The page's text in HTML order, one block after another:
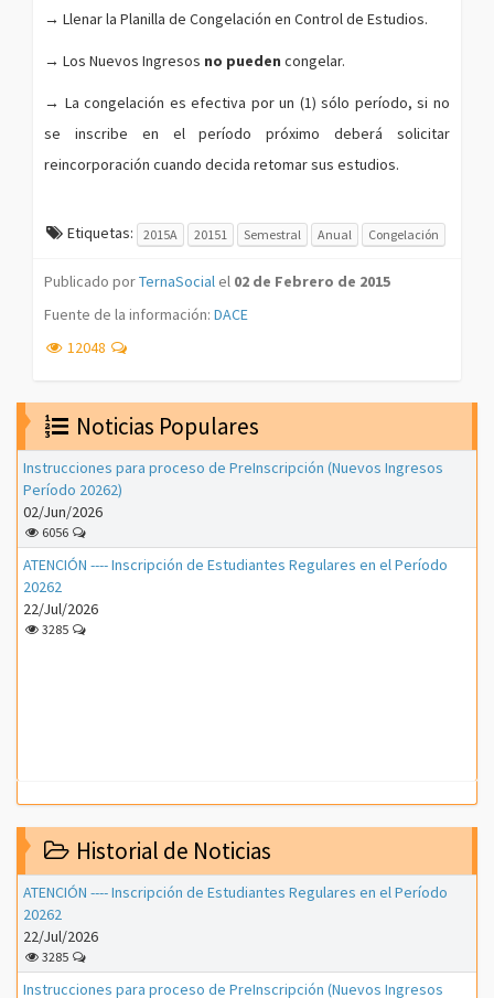
→ Llenar la Planilla de Congelación en Control de Estudios.
→ Los Nuevos Ingresos no pueden congelar.
→ La congelación es efectiva por un (1) sólo período, si no
se inscribe en el período próximo deberá solicitar
reincorporación cuando decida retomar sus estudios.
Etiquetas: 2015A 20151 Semestral Anual Congelación
Publicado porTernaSocial el 02 de Febrero de 2015
Fuente de la información: DACE
12048
Noticias Populares
Instrucciones para proceso de PreInscripción (Nuevos Ingresos
Período 20262)
02/Jun/2026
6056
ATENCIÓN ---- Inscripción de Estudiantes Regulares en el Período
20262
22/Jul/2026
3285
Historial de Noticias
ATENCIÓN ---- Inscripción de Estudiantes Regulares en el Período
20262
22/Jul/2026
3285
Instrucciones para proceso de PreInscripción (Nuevos Ingresos